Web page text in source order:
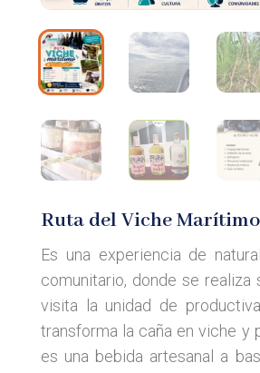
Ruta del Viche Marítimo
Es una experiencia de
comunitario, donde se realiza
visita la unidad de
transforma la caña en viche y
es una bebida artesanal a